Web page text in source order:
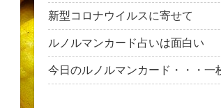
新型コロナウイルスに寄せて
ルノルマンカード占いは面白い
今日のルノルマンカード・・・一